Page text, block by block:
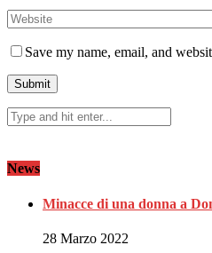
Save my name, email, and
News
Minacce di una donna a
28 Marzo 2022